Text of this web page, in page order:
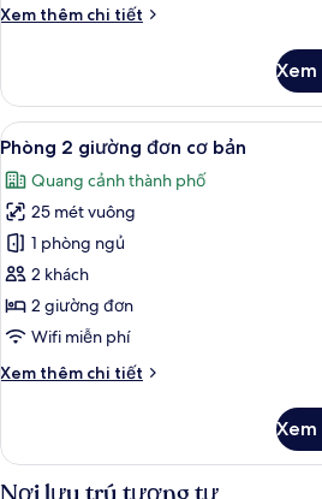
Xem thêm chi tiết
Chi
Phòng
đôi
cơ
Xem
Xem
tất
cả
ảnh
Phòng
2
giường
đơn
bản
Két
7
Phòng 2 giường đơn cơ bản
Quang cảnh thành phố
25 mét vuông
1 phòng ngủ
2 khách
2 giường đơn
Wifi miễn phí
Xem thêm chi tiết
Chi
Phòng
Xem